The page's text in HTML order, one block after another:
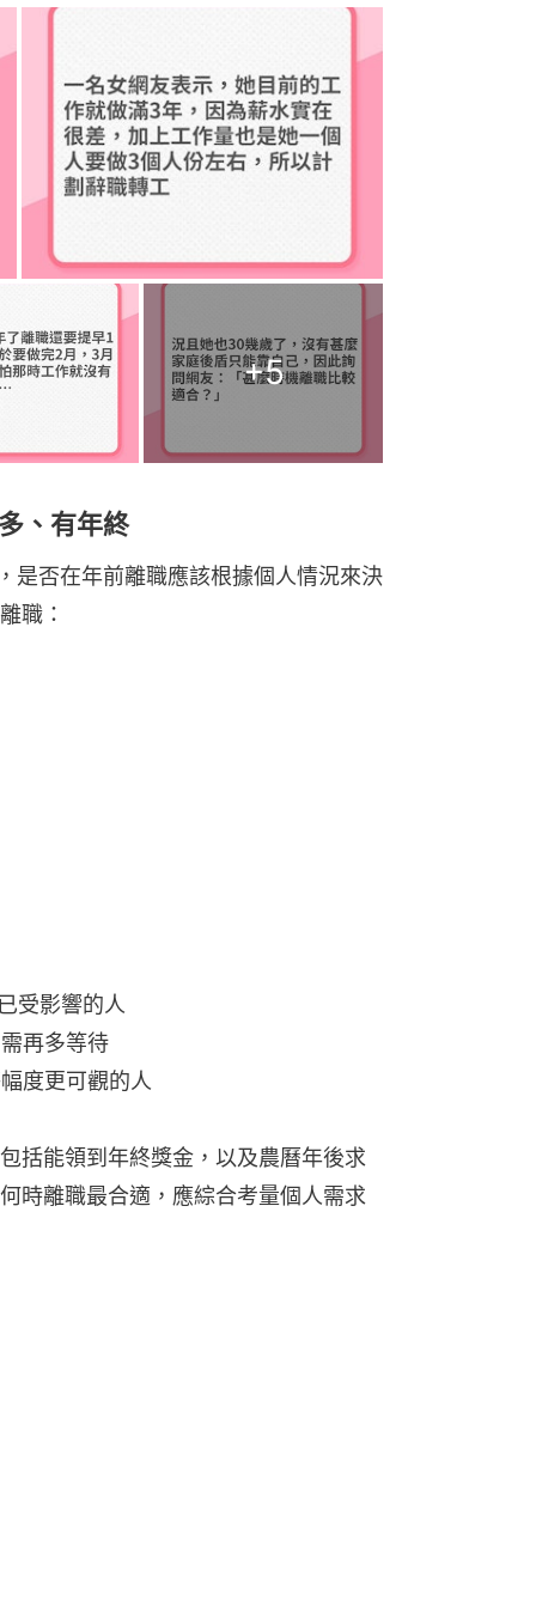
+5
、有年終
是否在年前離職應該根據個人情況來決
職：
受影響的人
再多等待
度更可觀的人
括能領到年終獎金，以及農曆年後求
時離職最合適，應綜合考量個人需求